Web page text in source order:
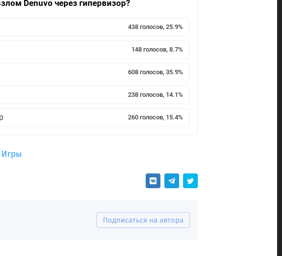
Denuvo через гипервизор?
438 голосов, 25.9%
148 голосов, 8.7%
608 голосов, 35.9%
238 голосов, 14.1%
260 голосов, 15.4%
Игры
Подписаться на автора